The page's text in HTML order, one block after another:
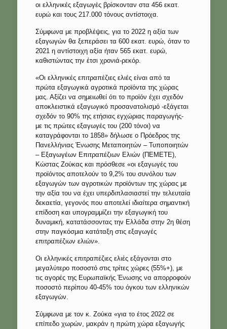
οι ελληνικές εξαγωγές βρίσκονταν στα 456 εκατ.
ευρώ και τους 217.000 τόνους αντίστοιχα.
Σύμφωνα με προβλέψεις, για το 2022 η αξία των
εξαγωγών θα ξεπεράσει τα 600 εκατ. ευρώ, όταν το
2021 η αντίστοιχη αξία ήταν 565 εκατ. ευρώ,
καθιστώντας την έτσι χρονιά-ρεκόρ.
«Οι ελληνικές επιτραπέζιες ελιές είναι από τα
πρώτα εξαγωγικά αγροτικά προϊόντα της χώρας
μας. Αξίζει να σημειωθεί ότι το προϊόν έχει σχεδόν
αποκλειστικά εξαγωγικό προσανατολισμό -εξάγεται
σχεδόν το 90% της ετήσιας εγχώριας παραγωγής-
με τις πρώτες εξαγωγές του (200 τόνοι) να
καταγράφονται το 1858» δήλωσε ο Πρόεδρος της
Πανελλήνιας Ένωσης Μεταποιητών – Τυποποιητών
– Εξαγωγέων Επιτραπέζιων Ελιών (ΠΕΜΕΤΕ),
Κώστας Ζούκας και πρόσθεσε «οι εξαγωγές του
προϊόντος αποτελούν το 9,2% του συνόλου των
εξαγωγών των αγροτικών προϊόντων της χώρας με
την αξία του να έχει υπερδιπλασιαστεί την τελευταία
δεκαετία, γεγονός που αποτελεί ιδιαίτερα σημαντική
επίδοση και υπογραμμίζει την εξαγωγική του
δυναμική, κατατάσσοντας την Ελλάδα στην 2η θέση
στην παγκόσμια κατάταξη στις εξαγωγές
επιτραπέζιων ελιών».
Οι ελληνικές επιτραπέζιες ελιές εξάγονται στο
μεγαλύτερο ποσοστό στις τρίτες χώρες (55%+), με
τις αγορές της Ευρωπαϊκής Ένωσης να απορροφούν
ποσοστό περίπου 40-45% του όγκου των ελληνικών
εξαγωγών.
Σύμφωνα με τον κ. Ζούκα «για το έτος 2022 σε
επίπεδο χωρών, μακράν η πρώτη χώρα εξαγωγής